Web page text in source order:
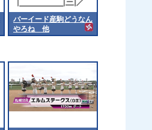
バーイード産駒どうなん
やろね 他